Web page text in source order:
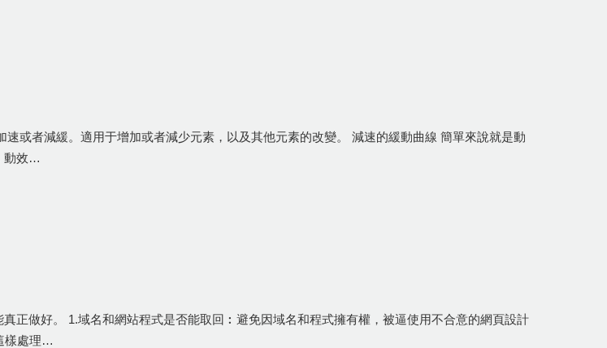
或者減緩。適用于增加或者減少元素，以及其他元素的改變。 減速的緩動曲線 簡單來說就是動
動效…
正做好。 1.域名和網站程式是否能取回︰避免因域名和程式擁有權，被逼使用不合意的網頁設計
樣處理…